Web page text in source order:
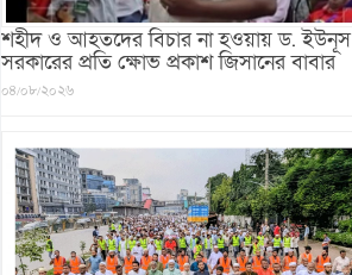
শহীদ ও আহতদের বিচার না হওয়ায় ড. ইউনূস
সরকারের প্রতি ক্ষোভ প্রকাশ জিসানের বাবার
০৪/০৮/২০২৬